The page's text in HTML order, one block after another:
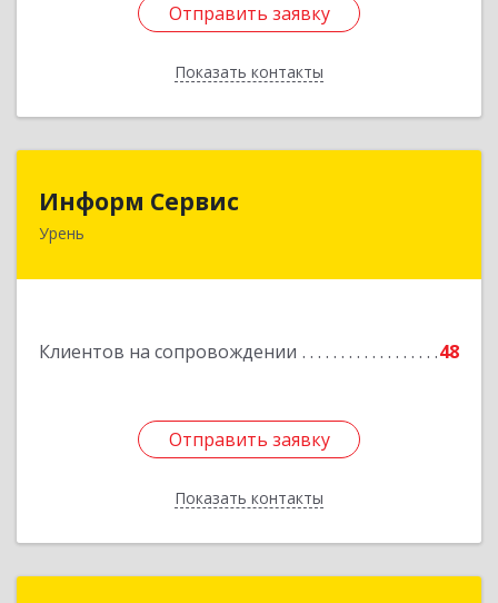
Отправить заявку
Показать контакты
Отправить заявку
Назад
Информ Сервис
Урень
Клиентов на сопровождении 48
Отправить заявку
Показать контакты
Отправить заявку
Назад